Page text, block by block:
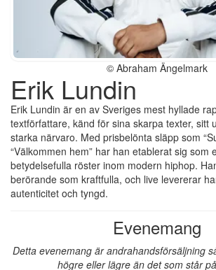
© Abraham Ängelmark
Erik Lundin
Erik Lundin är en av Sveriges mest hyllade
textförfattare, känd för sina skarpa texter, sitt
starka närvaro. Med prisbelönta släpp som
“Välkommen hem” har han etablerat sig som
betydelsefulla röster inom modern hiphop.
berörande som kraftfulla, och live levererar
autenticitet och tyngd.
Evenemang
Detta evenemang är andrahandsförsäljning
högre eller lägre än det som står